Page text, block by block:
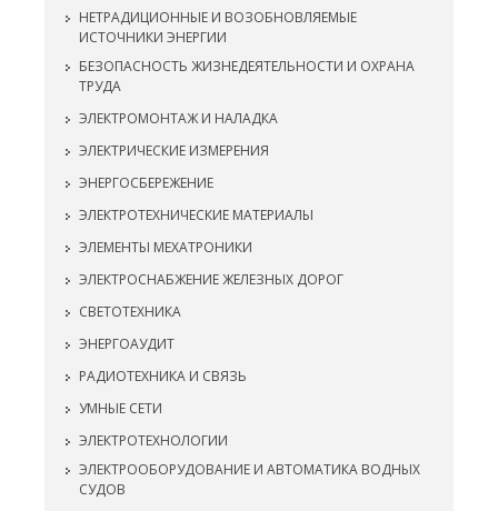
НЕТРАДИЦИОННЫЕ И ВОЗОБНОВЛЯЕМЫЕ
ИСТОЧНИКИ ЭНЕРГИИ
БЕЗОПАСНОСТЬ ЖИЗНЕДЕЯТЕЛЬНОСТИ И ОХРАНА
ТРУДА
ЭЛЕКТРОМОНТАЖ И НАЛАДКА
ЭЛЕКТРИЧЕСКИЕ ИЗМЕРЕНИЯ
ЭНЕРГОСБЕРЕЖЕНИЕ
ЭЛЕКТРОТЕХНИЧЕСКИЕ МАТЕРИАЛЫ
ЭЛЕМЕНТЫ МЕХАТРОНИКИ
ЭЛЕКТРОСНАБЖЕНИЕ ЖЕЛЕЗНЫХ ДОРОГ
СВЕТОТЕХНИКА
ЭНЕРГОАУДИТ
РАДИОТЕХНИКА И СВЯЗЬ
УМНЫЕ СЕТИ
ЭЛЕКТРОТЕХНОЛОГИИ
ЭЛЕКТРООБОРУДОВАНИЕ И АВТОМАТИКА ВОДНЫХ
СУДОВ